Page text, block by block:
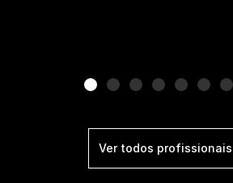
Ver todos profissionais